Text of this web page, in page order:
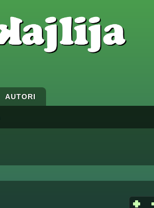
AUTORI